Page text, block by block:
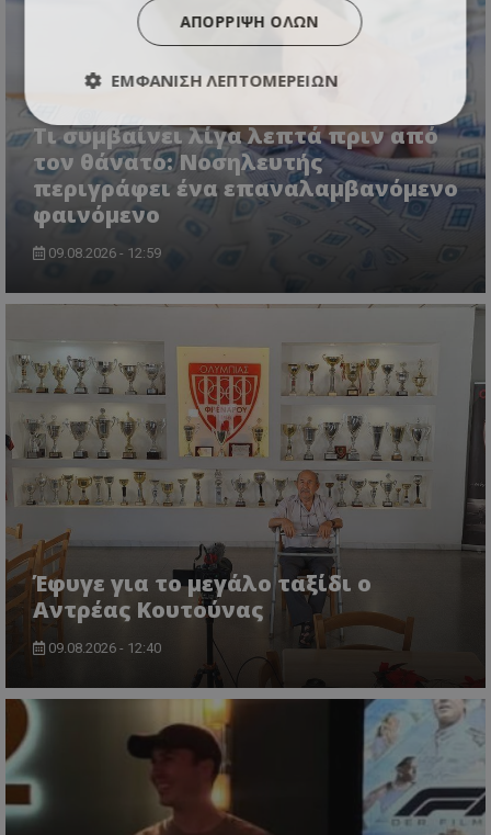
Τι συμβαίνει λίγα λεπτά πριν από
τον θάνατο: Νοσηλευτής
περιγράφει ένα επαναλαμβανόμενο
φαινόμενο
09.08.2026 - 12:59
Έφυγε για το μεγάλο ταξίδι ο
Αντρέας Κουτούνας
09.08.2026 - 12:40
ΑΠΌΡΡΙΨΗ ΌΛΩΝ
ΕΜΦΆΝΙΣΗ ΛΕΠΤΟΜΕΡΕΙΏΝ